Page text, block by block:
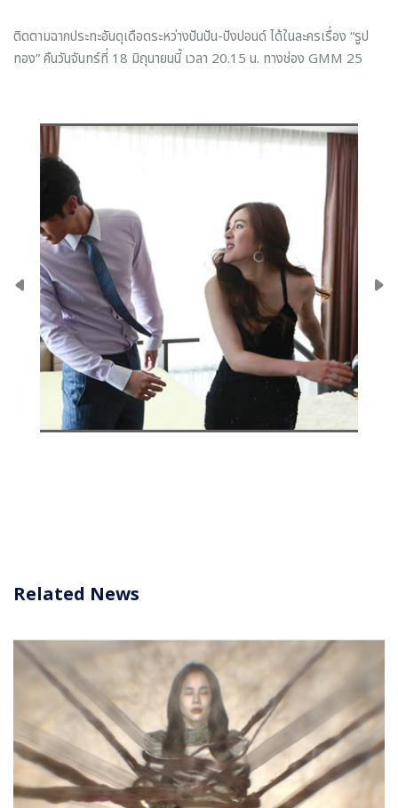
ติดตามฉากประทะอันดุเดือดระหว่างปันปัน-ปังปอนด์ ได้ในละครเรื่อง “รูป
ทอง” คืนวันจันทร์ที่ 18 มิถุนายนนี้ เวลา 20.15 น. ทางช่อง GMM 25
Related News